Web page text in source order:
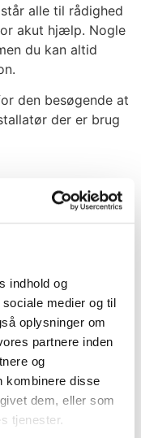
indhold og
medier og til
oplysninger om
partnere inden
og
kombinere disse
dem, eller som
tjenester.
alle til rådighed
akut hjælp. Nogle
du kan altid
den besøgende at
der er brug